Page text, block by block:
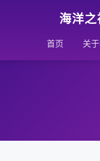
海洋
首页 关